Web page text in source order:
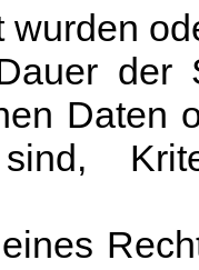
wurden
der
Daten